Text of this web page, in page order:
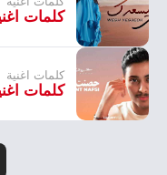
كلمات
كلمات اغنية
كلمات